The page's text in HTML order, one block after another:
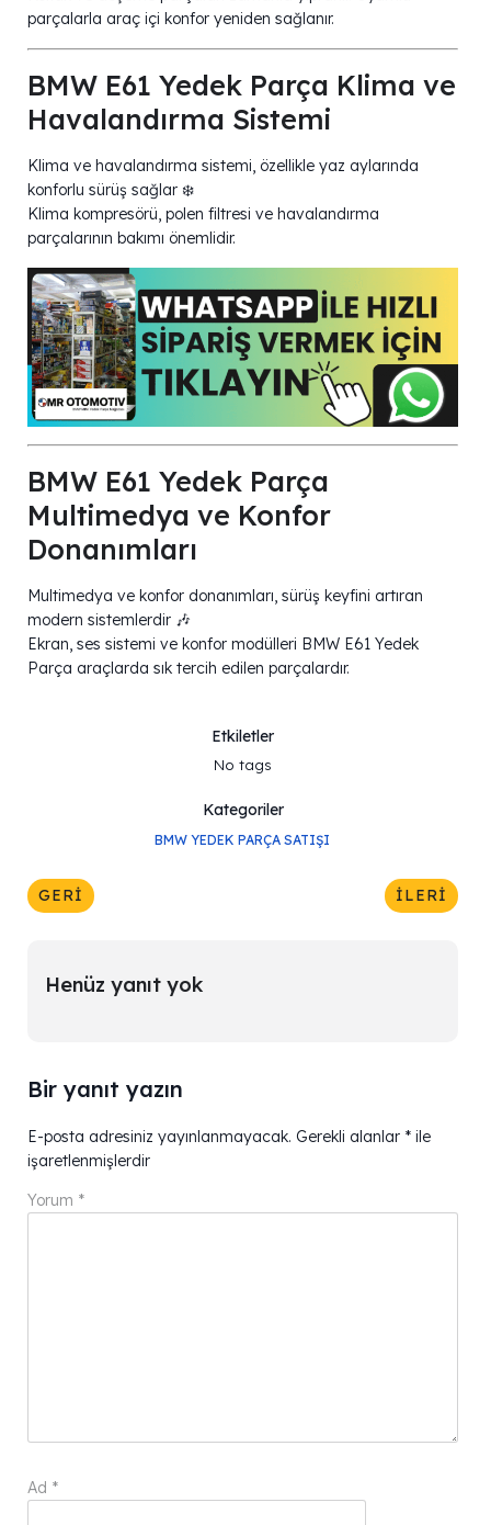
parçalarla araç içi konfor yeniden sağlanır.
BMW E61 Yedek Parça Klima ve
Havalandırma Sistemi
Klima ve havalandırma sistemi, özellikle yaz aylarında
konforlu sürüş sağlar ❄️
Klima kompresörü, polen filtresi ve havalandırma
parçalarının bakımı önemlidir.
BMW E61 Yedek Parça
Multimedya ve Konfor
Donanımları
Multimedya ve konfor donanımları, sürüş keyfini artıran
modern sistemlerdir 🎶
Ekran, ses sistemi ve konfor modülleri BMW E61 Yedek
Parça araçlarda sık tercih edilen parçalardır.
Etkiletler
No tags
Kategoriler
BMW YEDEK PARÇA SATIŞI
GERI İLERI
Henüz yanıt yok
Bir yanıt yazın
E-posta adresiniz yayınlanmayacak. Gerekli alanlar * ile
işaretlenmişlerdir
Yorum *
Ad *